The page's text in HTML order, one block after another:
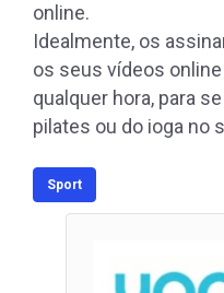
online.
Idealmente, os
os seus vídeos
qualquer hora, para
pilates ou do ioga no
Sport